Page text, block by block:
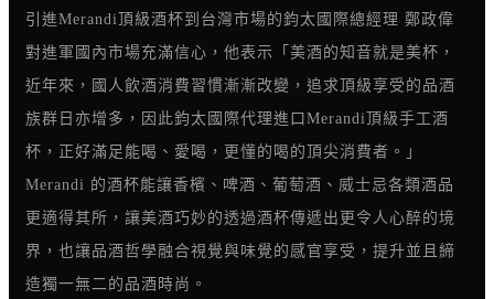
引進Merandi頂級酒杯到台灣市場的鈞太國際總經理 鄭政偉
對進軍國內市場充滿信心，他表示「美酒的知音就是美杯，
近年來，國人飲酒消費習慣漸漸改變，追求頂級享受的品酒
族群日亦增多，因此鈞太國際代理進口Merandi頂級手工酒
杯，正好滿足能喝、愛喝，更懂的喝的頂尖消費者。」
Merandi 的酒杯能讓香檳、啤酒、葡萄酒、威士忌各類酒品
更適得其所，讓美酒巧妙的透過酒杯傳遞出更令人心醉的境
界，也讓品酒哲學融合視覺與味覺的感官享受，提升並且締
造獨一無二的品酒時尚。